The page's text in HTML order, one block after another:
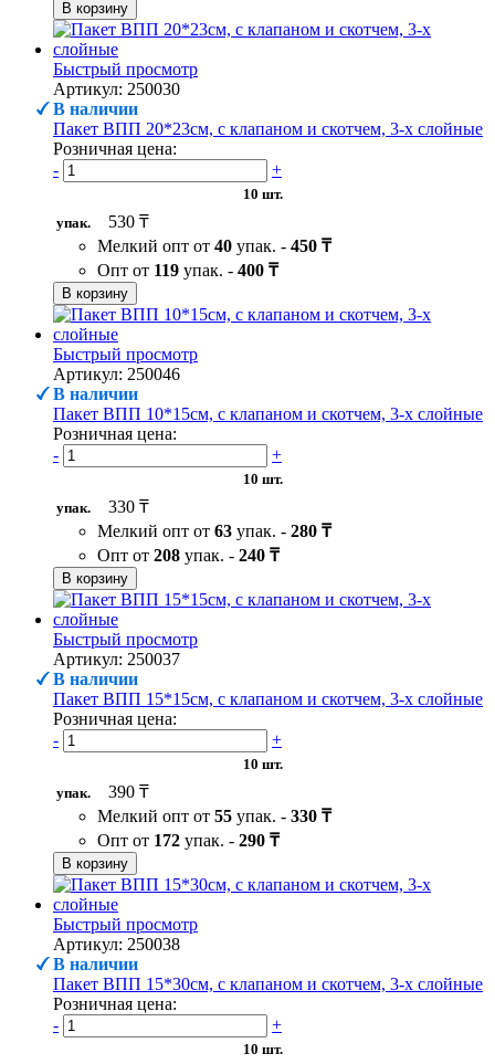
В корзину
Быстрый просмотр
Артикул: 250030
В наличии
Пакет ВПП 20*23см, с клапаном и скотчем, 3-х слойные
Розничная цена:
-
+
10 шт.
упак.
530 ₸
Мелкий опт от 40 упак. - 450 ₸
Опт от 119 упак. - 400 ₸
В корзину
Быстрый просмотр
Артикул: 250046
В наличии
Пакет ВПП 10*15см, с клапаном и скотчем, 3-х слойные
Розничная цена:
-
+
10 шт.
упак.
330 ₸
Мелкий опт от 63 упак. - 280 ₸
Опт от 208 упак. - 240 ₸
В корзину
Быстрый просмотр
Артикул: 250037
В наличии
Пакет ВПП 15*15см, с клапаном и скотчем, 3-х слойные
Розничная цена:
-
+
10 шт.
упак.
390 ₸
Мелкий опт от 55 упак. - 330 ₸
Опт от 172 упак. - 290 ₸
В корзину
Быстрый просмотр
Артикул: 250038
В наличии
Пакет ВПП 15*30см, с клапаном и скотчем, 3-х слойные
Розничная цена:
-
+
10 шт.